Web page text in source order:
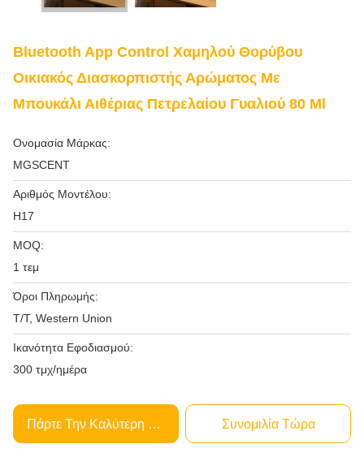
Bluetooth App Control Χαμηλού Θορύβου
Οικιακός Διασκορπιστής Αρώματος Με
Μπουκάλι Αιθέριας Πετρελαίου Γυαλιού 80 Ml
Ονομασία Μάρκας:
MGSCENT
Αριθμός Μοντέλου:
H17
MOQ:
1 τεμ
Όροι Πληρωμής:
T/T, Western Union
Ικανότητα Εφοδιασμού:
300 τμχ/ημέρα
Πάρτε Την Καλύτερη Τιμή Συνομιλία Τώρα